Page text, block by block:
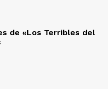
de «Los Terribles del